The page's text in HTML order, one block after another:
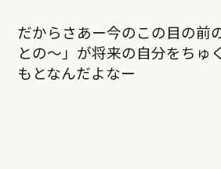
だからさあー今のこの目の前
との～」が将来の自分をちゅ
もとなんだよなー